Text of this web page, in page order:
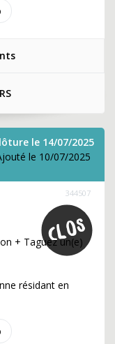
le 14/07/2025
le 10/07/2025
344507
+ Taguez un(e)
résidant en